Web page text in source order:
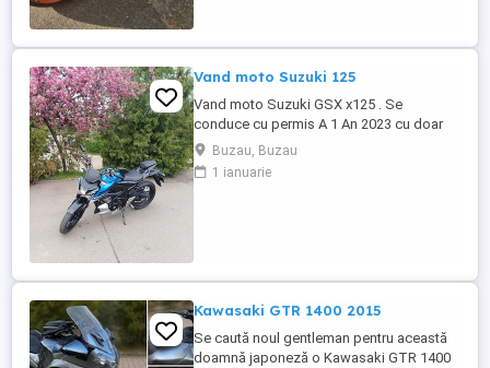
Vand moto Suzuki 125
Vand moto Suzuki GSX x125 . Se
conduce cu permis A 1 An 2023 cu doar
5000km Stare impecabila , fara cazaturi
ITP valabil pana in noiembrie 2027 Revizii
si schimb de ulei in service autorizat
Buzau, Buzau
1 ianuarie
Kawasaki GTR 1400 2015
Se caută noul gentleman pentru această
doamnă japoneză o Kawasaki GTR 1400